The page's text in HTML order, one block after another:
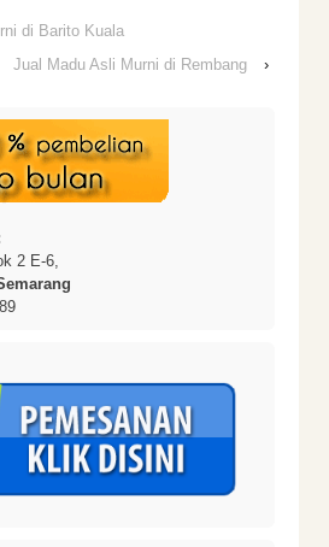
di Barito Kuala
Jual Madu Asli Murni di Rembang
›
2 E-6,